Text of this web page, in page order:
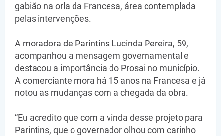
gabião na orla da Francesa, área contemplada
pelas intervenções.
A moradora de Parintins Lucinda Pereira, 59,
acompanhou a mensagem governamental e
destacou a importância do Prosai no município.
A comerciante mora há 15 anos na Francesa e já
notou as mudanças com a chegada da obra.
“Eu acredito que com a vinda desse projeto para
Parintins, que o governador olhou com carinho